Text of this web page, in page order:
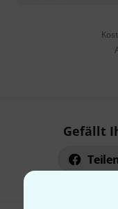
Gefällt
Teilen